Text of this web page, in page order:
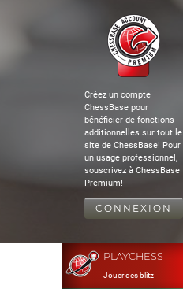
Créez un compte
ChessBase pour
bénéficier de fonctions
additionnelles sur tout le
site de ChessBase! Pour
un usage professionnel,
souscrivez à ChessBase
Premium!
CONNEXION
PLAYCHESS
Jouer des blitz